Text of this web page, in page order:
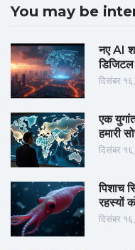
You may be
नए AI
दिसंबर
एक
हमारी
दिसंबर
पिशाच
रहस्यों
दिसंबर